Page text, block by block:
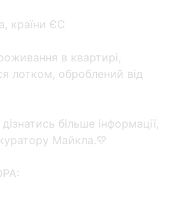
країни ЄС
в квартирі,
лотком, оброблений від
більше інформації,
Майкла.💛